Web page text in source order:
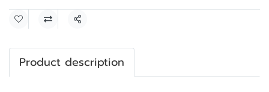
แชร์
Product description